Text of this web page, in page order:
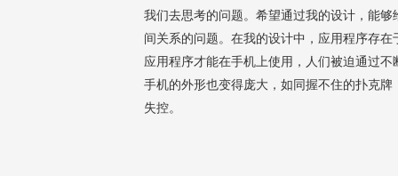
我们去思考的问题。希望通过我的设计，能
间关系的问题。在我的设计中，应用程序存
应用程序才能在手机上使用，人们被迫通过
手机的外形也变得庞大，如同握不住的扑克
失控。